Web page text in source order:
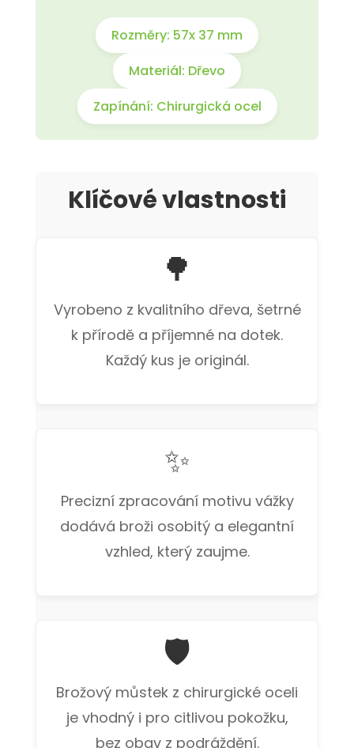
Rozměry: 57x 37 mm
Materiál: Dřevo
Zapínání: Chirurgická ocel
Klíčové vlastnosti
🌳
Vyrobeno z kvalitního dřeva, šetrné
k přírodě a příjemné na dotek.
Každý kus je originál.
✨
Precizní zpracování motivu vážky
dodává broži osobitý a elegantní
vzhled, který zaujme.
🛡️
Brožový můstek z chirurgické oceli
je vhodný i pro citlivou pokožku,
bez obav z podráždění.